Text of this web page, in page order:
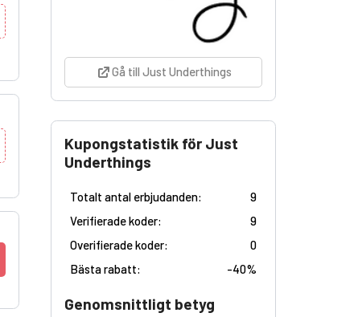
Gå till Just Underthings
Kupongstatistik för Just
Underthings
Totalt antal erbjudanden:
9
Verifierade koder:
9
Overifierade koder:
0
Bästa rabatt:
-40%
Genomsnittligt betyg